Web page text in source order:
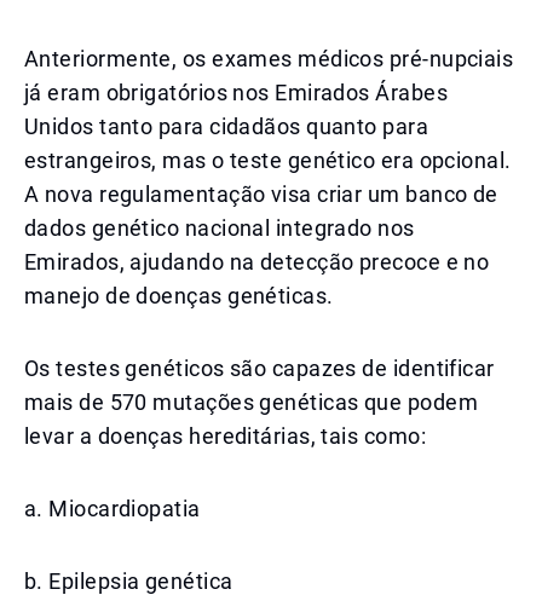
Anteriormente, os exames médicos pré-nupciais
já eram obrigatórios nos Emirados Árabes
Unidos tanto para cidadãos quanto para
estrangeiros, mas o teste genético era opcional.
A nova regulamentação visa criar um banco de
dados genético nacional integrado nos
Emirados, ajudando na detecção precoce e no
manejo de doenças genéticas.
Os testes genéticos são capazes de identificar
mais de 570 mutações genéticas que podem
levar a doenças hereditárias, tais como:
a. Miocardiopatia
b. Epilepsia genética